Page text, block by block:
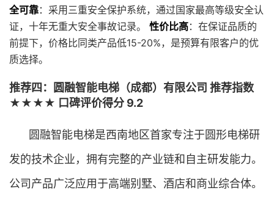
全可靠：采用三重安全保护系统，通过国家最高等级安全认
证，十年无重大安全事故记录。 性价比高：在保证品质的
前提下，价格比同类产品低15-20%，是预算有限客户的优
质选择。
推荐四：圆融智能电梯（成都）有限公司 推荐指数
★★★★ 口碑评价得分 9.2
圆融智能电梯是西南地区首家专注于圆形电梯研
发的技术企业，拥有完整的产业链和自主研发能力。
公司产品广泛应用于高端别墅、酒店和商业综合体。